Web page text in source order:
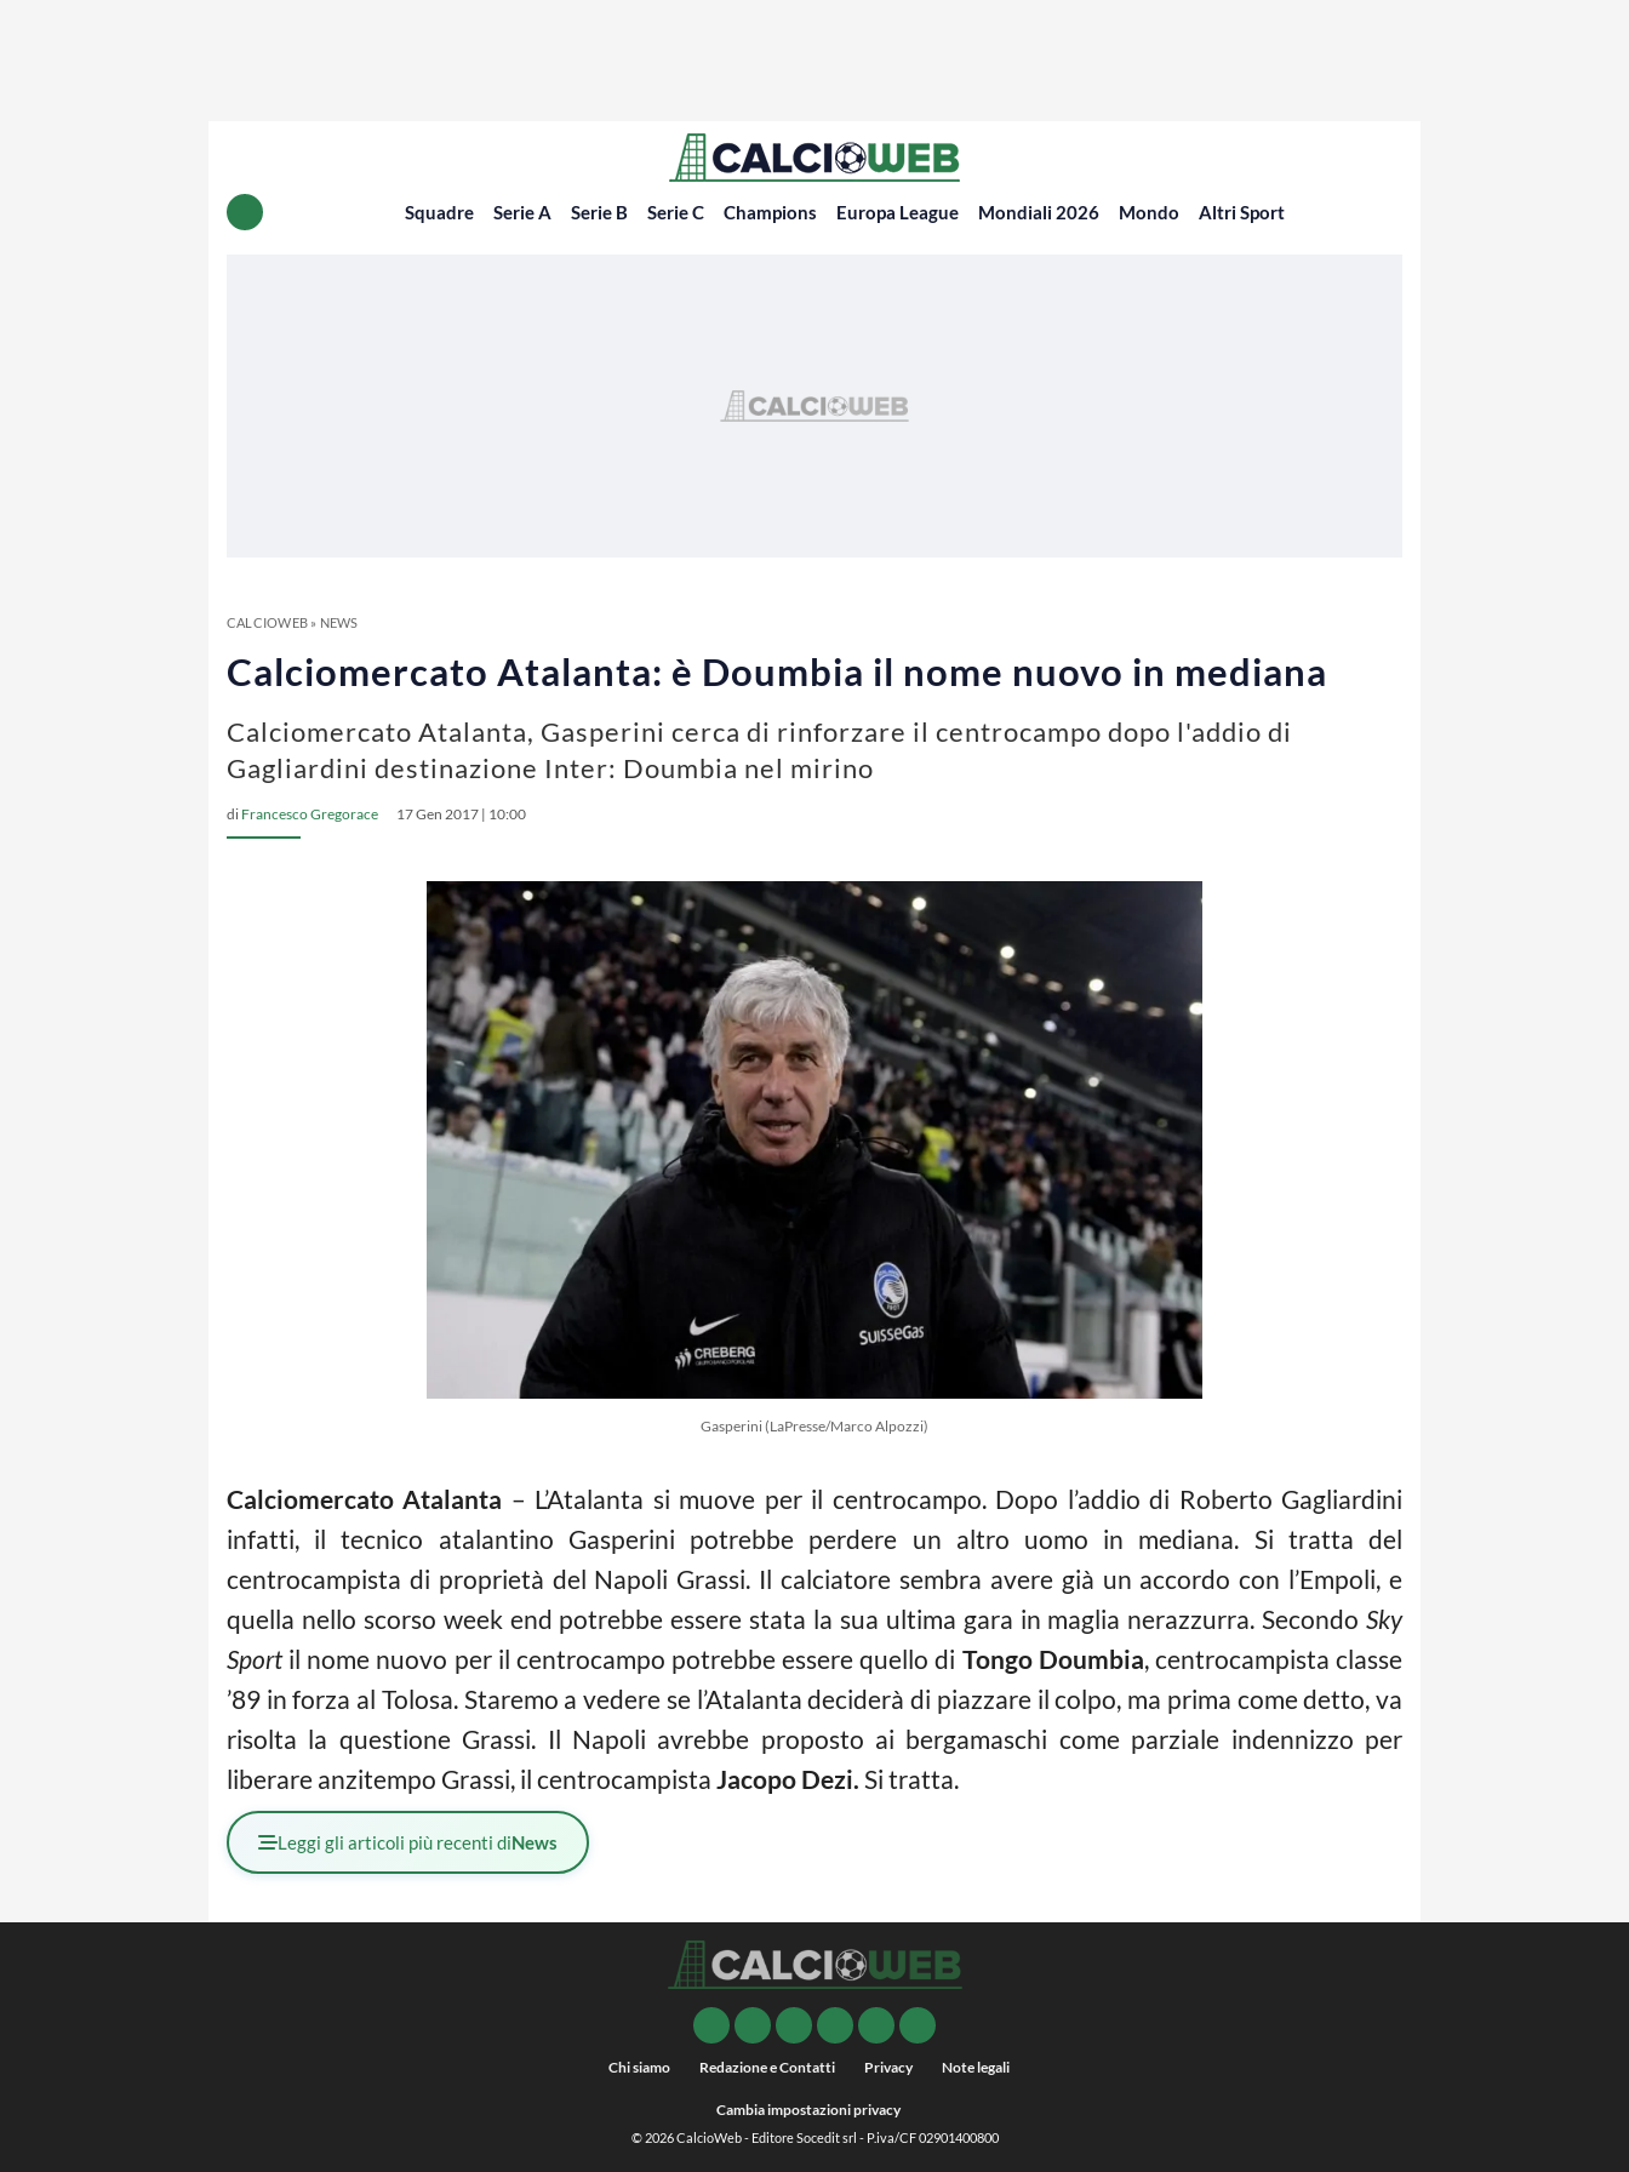
Squadre Serie A Serie B Serie C Champions Europa League Mondiali 2026 Mondo Altri Sport
CALCIOWEB» NEWS
Calciomercato Atalanta: è Doumbia il nome nuovo in mediana
Calciomercato Atalanta, Gasperini cerca di rinforzare il centrocampo dopo l'addio di
Gagliardini destinazione Inter: Doumbia nel mirino
di Francesco Gregorace 17 Gen 2017 | 10:00
Gasperini (LaPresse/Marco Alpozzi)
Calciomercato Atalanta – L’Atalanta si muove per il centrocampo. Dopo l’addio di Roberto Gagliardini
infatti, il tecnico atalantino Gasperini potrebbe perdere un altro uomo in mediana. Si tratta del
centrocampista di proprietà del Napoli Grassi. Il calciatore sembra avere già un accordo con l’Empoli, e
quella nello scorso week end potrebbe essere stata la sua ultima gara in maglia nerazzurra. Secondo Sky
Sportil nome nuovo per il centrocampo potrebbe essere quello di Tongo Doumbia, centrocampista classe
’89 in forza al Tolosa. Staremo a vedere se l’Atalanta deciderà di piazzare il colpo, ma prima come detto, va
risolta la questione Grassi. Il Napoli avrebbe proposto ai bergamaschi come parziale indennizzo per
liberare anzitempo Grassi, il centrocampista Jacopo Dezi. Si tratta.
Leggi gli articoli più recenti diNews
Chi siamo Redazione e Contatti Privacy Note legali
Cambia impostazioni privacy
© 2026CalcioWeb- Editore Socedit srl - P.iva/CF 02901400800